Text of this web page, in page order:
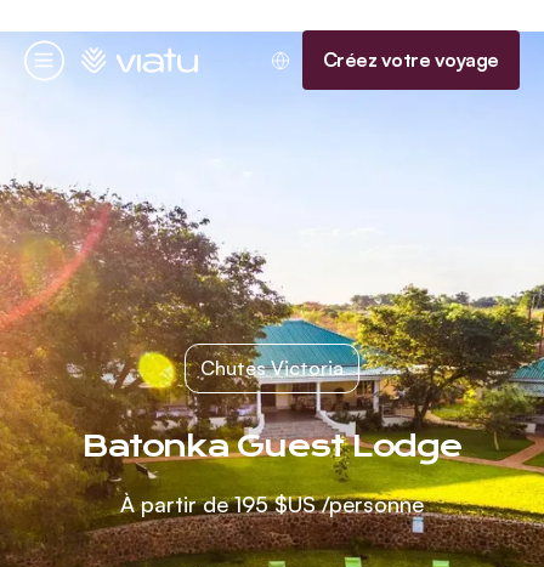
Menu
Accueil Créez votre voyage
Chutes Victoria
Batonka Guest Lodge
À partir de195 $US/personne